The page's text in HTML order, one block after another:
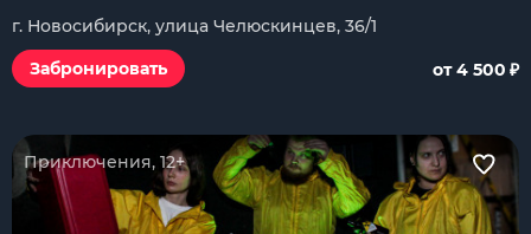
г. Новосибирск, улица Челюскинцев, 36/1
Забронировать
от 4 500 ₽
Приключения, 12+